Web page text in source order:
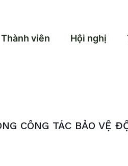
Thành viên Hội nghị
CÔNG TÁC BẢO VỆ